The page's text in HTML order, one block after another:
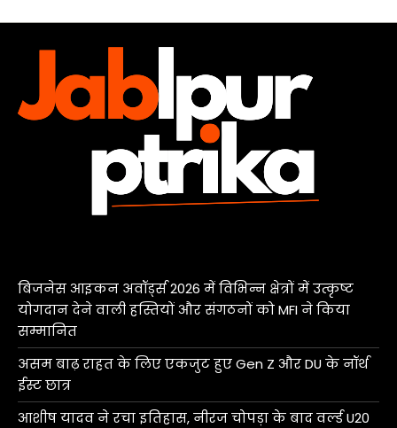
बिजनेस आइकन अवॉर्ड्स 2026 में विभिन्न क्षेत्रों में उत्कृष्ट
योगदान देने वाली हस्तियों और संगठनों को MFI ने किया
सम्मानित
असम बाढ़ राहत के लिए एकजुट हुए Gen Z और DU के नॉर्थ
ईस्ट छात्र
आशीष यादव ने रचा इतिहास, नीरज चोपड़ा के बाद वर्ल्ड U20